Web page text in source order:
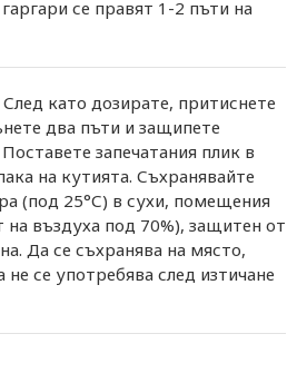
се правят 1-2 пъти на
След като дозирате, притиснете
два пъти и защипете
запечатания плик в
на кутията. Съхранявайте
(под 25°С) в сухи, помещения
на въздуха под 70%), защитен от
Да се съхранява на място,
се употребява след изтичане